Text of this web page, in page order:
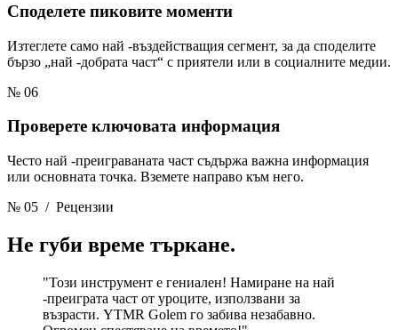
Споделете пиковите моменти
Изтеглете само най -въздействащия сегмент, за да споделите
бързо „най -добрата част“ с приятели или в социалните медии.
№ 06
Проверете ключовата информация
Често най -преиграваната част съдържа важна информация
или основната точка. Вземете направо към него.
№ 05 / Рецензии
Не губи време търкане.
"Този инструмент е гениален! Намиране на най
-преиграта част от уроците, използвани за
възрасти. YTMR Golem го забива незабавно.